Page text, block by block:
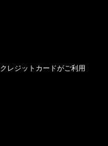
レジットカードがご利用